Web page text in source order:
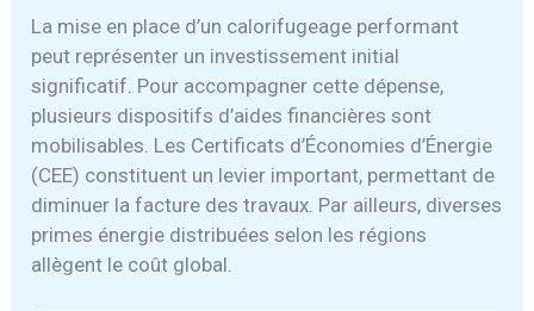
La mise en place d’un calorifugeage performant
peut représenter un investissement initial
significatif. Pour accompagner cette dépense,
plusieurs dispositifs d’aides financières sont
mobilisables. Les Certificats d’Économies d’Énergie
(CEE) constituent un levier important, permettant de
diminuer la facture des travaux. Par ailleurs, diverses
primes énergie distribuées selon les régions
allègent le coût global.